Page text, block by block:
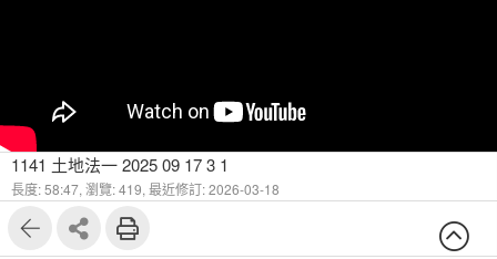
1141 土地法一 2025 09 17 3 1
長度: 58:47, 瀏覽: 419, 最近修訂: 2026-03-18